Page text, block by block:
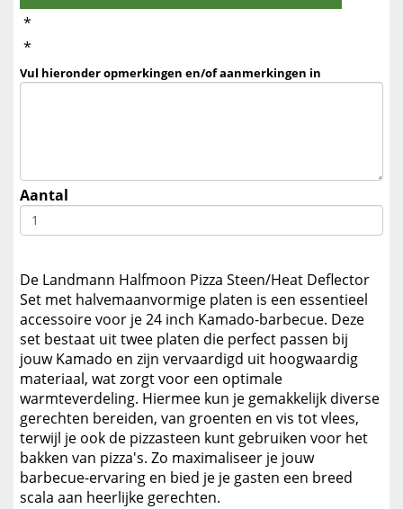
*
*
Vul hieronder opmerkingen en/of aanmerkingen in
Aantal
De Landmann Halfmoon Pizza Steen/Heat Deflector
Set met halvemaanvormige platen is een essentieel
accessoire voor je 24 inch Kamado-barbecue. Deze
set bestaat uit twee platen die perfect passen bij
jouw Kamado en zijn vervaardigd uit hoogwaardig
materiaal, wat zorgt voor een optimale
warmteverdeling. Hiermee kun je gemakkelijk diverse
gerechten bereiden, van groenten en vis tot vlees,
terwijl je ook de pizzasteen kunt gebruiken voor het
bakken van pizza's. Zo maximaliseer je jouw
barbecue-ervaring en bied je je gasten een breed
scala aan heerlijke gerechten.